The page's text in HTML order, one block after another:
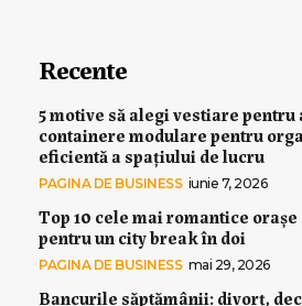
Recente
5 motive să alegi vestiare
containere modulare pentru
eficientă a spațiului de lucru
PAGINA DE BUSINESS iunie 7, 2026
Top 10 cele mai romantice
pentru un city break în doi
PAGINA DE BUSINESS mai 29, 2026
Bancurile săptămânii: divorț,